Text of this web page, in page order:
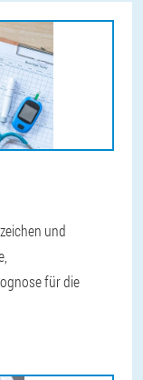
und
für die